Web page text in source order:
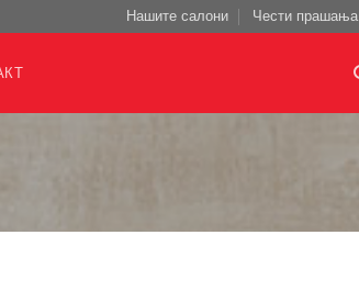
Нашите салони Чести прашања